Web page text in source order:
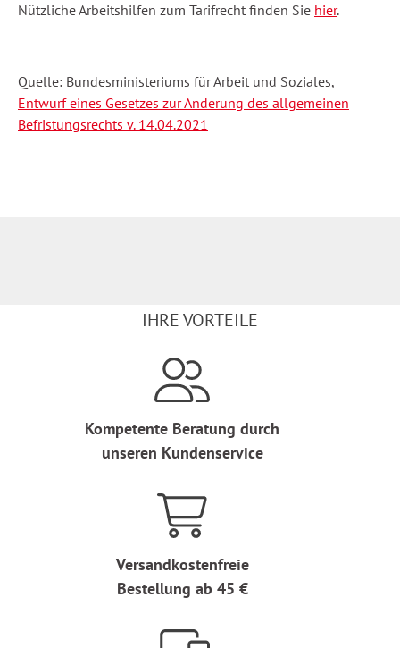
Nützliche Arbeitshilfen zum Tarifrecht finden Sie hier.
Quelle: Bundesministeriums für Arbeit und Soziales,
Entwurf eines Gesetzes zur Änderung des allgemeinen
Befristungsrechts v. 14.04.2021
IHRE VORTEILE
Kompetente Beratung durch
unseren Kundenservice
Versandkostenfreie
Bestellung ab 45 €